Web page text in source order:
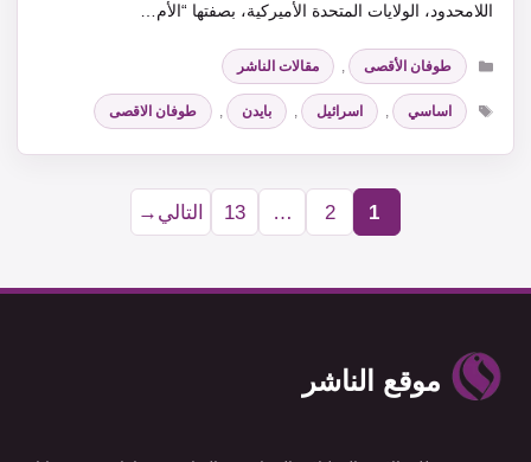
اللامحدود، الولايات المتحدة الأميركية، بصفتها “الأم…
التصنيفات
طوفان الأقصى ,
مقالات الناشر
الوسوم
اساسي , اسرائيل , بايدن , طوفان الاقصى
Page
1
Page
2
…
Page
13 التالي →
موقع الناشر